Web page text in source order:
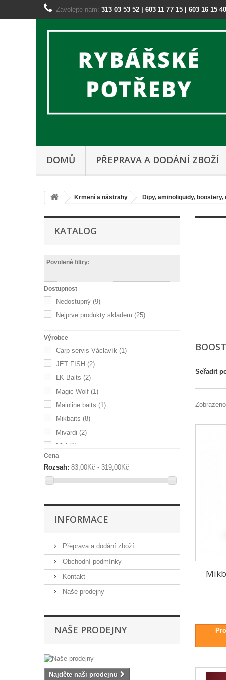
Zavolejte nám: 313 03 53 52 | 603 11 77 15 | 603 16 15 40
DOMŮ PŘEPRAVA A DODÁNÍ ZBOŽÍ
Krmení a nástrahy Dipy, aminoliquidy, boostery,
KATALOG
Povolené filtry:
Dostupnost
Nedostupný (9)
Nejprve produkty skladem (25)
Výrobce
Carp servis Václavík (1)
JET FISH (2)
LK Baits (2)
Magic Wolf (1)
Mainline baits (1)
Mikbaits (8)
Mivardi (2)
Nikl (1)
Sensas
Cena
Rozsah: 83,00Kč - 319,00Kč
INFORMACE
Přeprava a dodání zboží
Obchodní podmínky
Kontakt
Naše prodejny
NAŠE PRODEJNY
Najděte naši prodejnu
Seřadit